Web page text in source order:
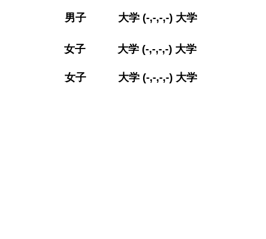
​男子 大学 (-,-,-,-) 大学
​女子 大学 (-,-,-,-) 大学
​女子 大学 (-,-,-,-) 大学